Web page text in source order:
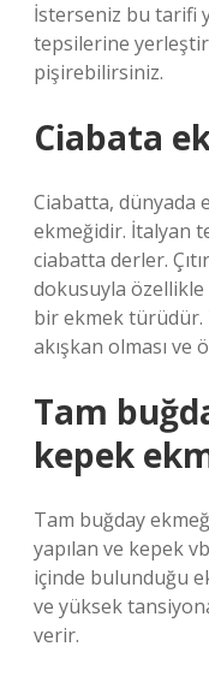
İsterseniz bu tarifi
tepsilerine
pişirebilirsiniz.
Ciabata
Ciabatta, dünyada
ekmeğidir. İtalyan
ciabatta derler.
dokusuyla özellikle
bir ekmek
akışkan olması
Tam
kepek
Tam buğday
yapılan ve kepek
içinde bulunduğu
ve yüksek
verir.